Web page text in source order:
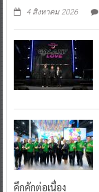
4 สิงหาคม 2026
คึกคักต่อเนื่อง